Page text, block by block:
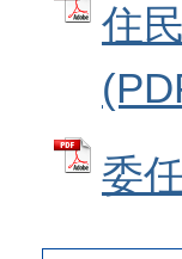
住
委